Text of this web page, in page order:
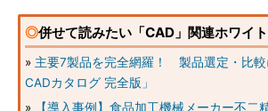
◎併せて読みたい「CAD」関連ホワイト
» 主要7製品を完全網羅！ 製品選定・比
CADカタログ 完全版」
»
【導入事例】食品加工機械メーカー不二